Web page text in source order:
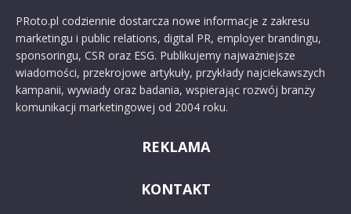
PRoto.pl codziennie dostarcza nowe informacje z zakresu
marketingu i public relations, digital PR, employer brandingu,
sponsoringu, CSR oraz ESG. Publikujemy najważniejsze
wiadomości, przekrojowe artykuły, przykłady najciekawszych
kampanii, wywiady oraz badania, wspierając rozwój branży
komunikacji marketingowej od 2004 roku.
REKLAMA
KONTAKT